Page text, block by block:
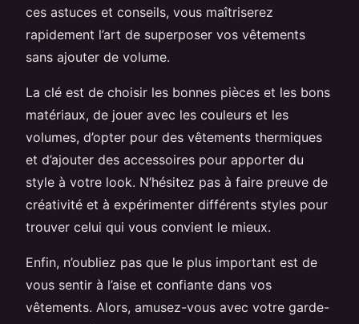
ces astuces et conseils, vous maîtriserez
rapidement l’art de superposer vos vêtements
sans ajouter de volume.
La clé est de choisir les bonnes pièces et les bons
matériaux, de jouer avec les couleurs et les
volumes, d’opter pour des vêtements thermiques
et d’ajouter des accessoires pour apporter du
style à votre look. N’hésitez pas à faire preuve de
créativité et à expérimenter différents styles pour
trouver celui qui vous convient le mieux.
Enfin, n’oubliez pas que le plus important est de
vous sentir à l’aise et confiante dans vos
vêtements. Alors, amusez-vous avec votre garde-